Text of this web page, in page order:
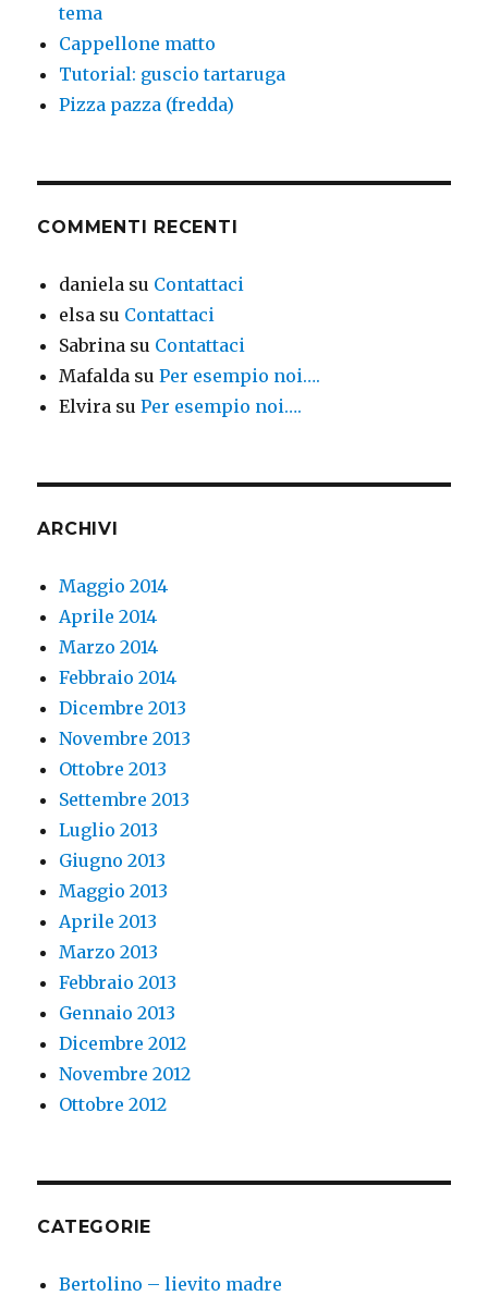
tema
Cappellone matto
Tutorial: guscio tartaruga
Pizza pazza (fredda)
COMMENTI RECENTI
daniela su Contattaci
elsa su Contattaci
Sabrina su Contattaci
Mafalda suPer esempio noi….
Elvira suPer esempio noi….
ARCHIVI
Maggio 2014
Aprile 2014
Marzo 2014
Febbraio 2014
Dicembre 2013
Novembre 2013
Ottobre 2013
Settembre 2013
Luglio 2013
Giugno 2013
Maggio 2013
Aprile 2013
Marzo 2013
Febbraio 2013
Gennaio 2013
Dicembre 2012
Novembre 2012
Ottobre 2012
CATEGORIE
Bertolino – lievito madre